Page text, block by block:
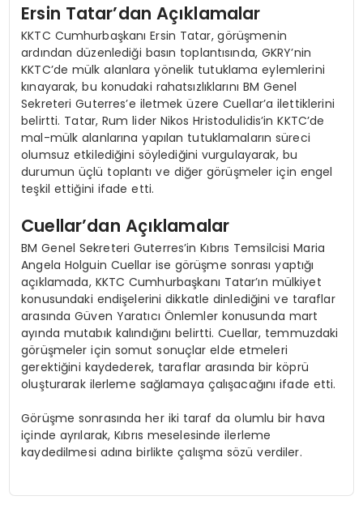
Ersin Tatar’dan Açıklamalar
KKTC Cumhurbaşkanı Ersin Tatar, görüşmenin
ardından düzenlediği basın toplantısında, GKRY’nin
KKTC’de mülk alanlara yönelik tutuklama eylemlerini
kınayarak, bu konudaki rahatsızlıklarını BM Genel
Sekreteri Guterres’e iletmek üzere Cuellar’a ilettiklerini
belirtti. Tatar, Rum lider Nikos Hristodulidis’in KKTC’de
mal-mülk alanlarına yapılan tutuklamaların süreci
olumsuz etkilediğini söylediğini vurgulayarak, bu
durumun üçlü toplantı ve diğer görüşmeler için engel
teşkil ettiğini ifade etti.
Cuellar’dan Açıklamalar
BM Genel Sekreteri Guterres’in Kıbrıs Temsilcisi Maria
Angela Holguin Cuellar ise görüşme sonrası yaptığı
açıklamada, KKTC Cumhurbaşkanı Tatar’ın mülkiyet
konusundaki endişelerini dikkatle dinlediğini ve taraflar
arasında Güven Yaratıcı Önlemler konusunda mart
ayında mutabık kalındığını belirtti. Cuellar, temmuzdaki
görüşmeler için somut sonuçlar elde etmeleri
gerektiğini kaydederek, taraflar arasında bir köprü
oluşturarak ilerleme sağlamaya çalışacağını ifade etti.
Görüşme sonrasında her iki taraf da olumlu bir hava
içinde ayrılarak, Kıbrıs meselesinde ilerleme
kaydedilmesi adına birlikte çalışma sözü verdiler.